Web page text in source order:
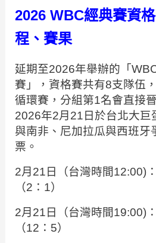
2026 WBC經典賽資
程、賽果
延期至2026年舉辦的「
賽」，資格賽共有8支隊伍
循環賽，分組第1名會直接
2026年2月21日於台北大巨
與南非、尼加拉瓜與西班牙
票。
2月21日（台灣時間12:00)
（2：1）
2月21日（台灣時間19:00)
（12：5）